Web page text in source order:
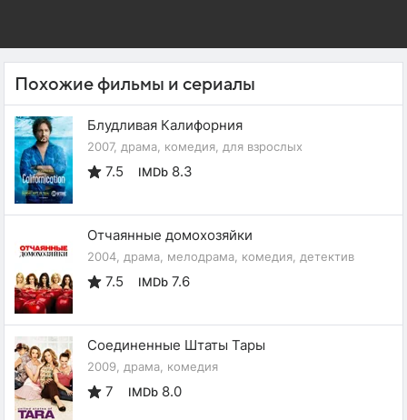
Похожие фильмы и сериалы
Блудливая Калифорния
2007, драма, комедия, для взрослых
7.5 IMDb 8.3
Отчаянные домохозяйки
2004, драма, мелодрама, комедия, детектив
7.5 IMDb 7.6
Соединенные Штаты Тары
2009, драма, комедия
7 IMDb 8.0